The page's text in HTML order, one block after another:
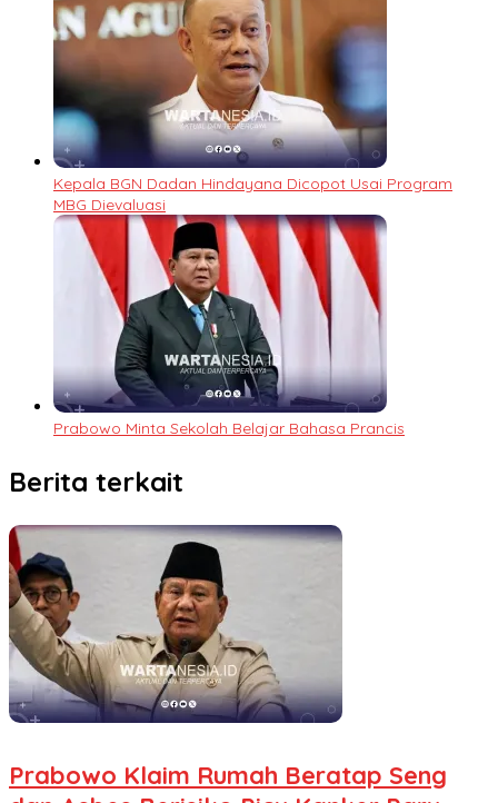
Kepala BGN Dadan Hindayana Dicopot Usai Program
MBG Dievaluasi
Prabowo Minta Sekolah Belajar Bahasa Prancis
Berita terkait
Prabowo Klaim Rumah Beratap Seng